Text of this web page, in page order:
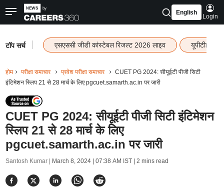
English
Login
टॉप सर्च एसएससी जीडी कांस्टेबल रिजल्ट 2026 लाइव यूपीटीईटी
होम परीक्षा समाचार प्रवेश परीक्षा समाचार
CUET PG 2024: सीयूईटी पीजी सिटी
इंटिमेशन स्लिप 21 से 28 मार्च के लिए pgcuet.samarth.ac.in पर जारी
CUET PG 2024: सीयूईटी पीजी सिटी इंटिमेशन
स्लिप 21 से 28 मार्च के लिए
pgcuet.samarth.ac.in पर जारी
Santosh Kumar | March 8, 2024 | 07:38 AM IST| 2 mins read